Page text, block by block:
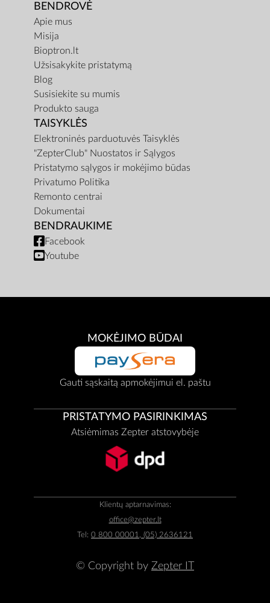
BENDROVĖ
Apie mus
Misija
Bioptron.lt
Užsisakykite pristatymą
Blog
Susisiekite su mumis
Produkto sauga
TAISYKLĖS
Elektroninės parduotuvės Taisyklės
"ZepterClub" Nuostatos ir Sąlygos
Pristatymo sąlygos ir mokėjimo būdas
Privatumo Politika
Remonto centrai
Dokumentai
BENDRAUKIME
Facebook
Youtube
MOKĖJIMO BŪDAI
Gauti sąskaitą apmokėjimui el. paštu
PRISTATYMO PASIRINKIMAS
Atsiėmimas Zepter atstovybėje
Klientų aptarnavimas:
office@zepter.lt
Tel: 0 800 00001, (05) 2636121
© Copyright by Zepter IT